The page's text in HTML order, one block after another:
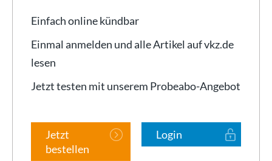
Einfach online kündbar
Einmal anmelden und alle Artikel auf vkz.de
lesen
Jetzt testen mit unserem Probeabo-Angebot
Jetzt
bestellen
Login